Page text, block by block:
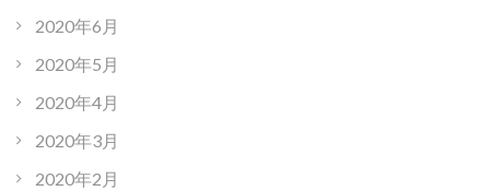
2020年6月
2020年5月
2020年4月
2020年3月
2020年2月